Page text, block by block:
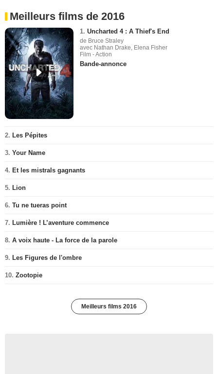
Meilleurs films de 2016
1. Uncharted 4 : A Thief's End
de Bruce Straley
avec Nathan Drake, Elena Fisher
Film - Action
Bande-annonce
2. Les Pépites
3. Your Name
4. Et les mistrals gagnants
5. Lion
6. Tu ne tueras point
7. Lumière ! L’aventure commence
8. A voix haute - La force de la parole
9. Les Figures de l'ombre
10. Zootopie
Meilleurs films 2016